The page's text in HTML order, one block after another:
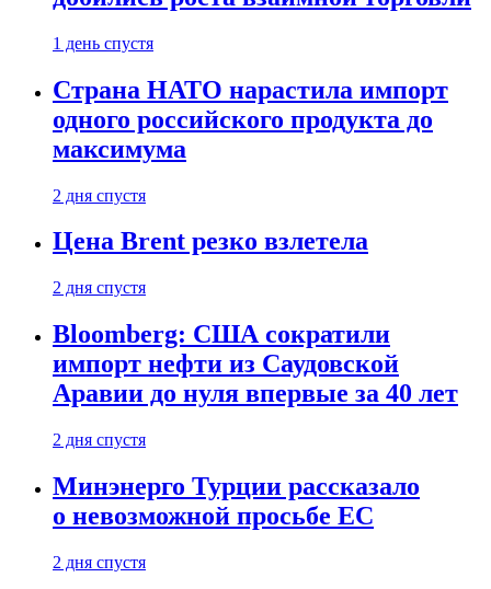
1 день спустя
Страна НАТО нарастила импорт
одного российского продукта до
максимума
2 дня спустя
Цена Brent резко взлетела
2 дня спустя
Bloomberg: США сократили
импорт нефти из Саудовской
Аравии до нуля впервые за 40 лет
2 дня спустя
Минэнерго Турции рассказало
о невозможной просьбе ЕС
2 дня спустя